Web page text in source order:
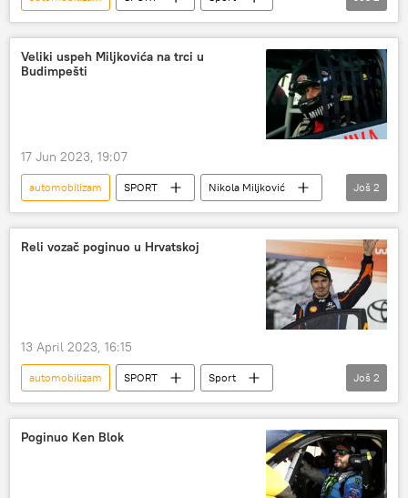
Ostali sportovi
Nikola Miljković
Veliki uspeh Miljkovića na trci u
Budimpešti
17 Jun 2023, 19:07
automobilizam SPORT
Nikola Miljković
Sport
Ostali sportovi
Još 2
Reli vozač poginuo u Hrvatskoj
13 April 2023, 16:15
automobilizam SPORT
Sport
Ostali sportovi
reli
Još 2
Poginuo Ken Blok